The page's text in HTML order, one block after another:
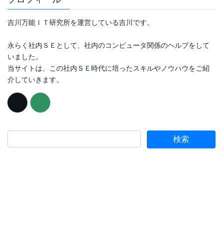
吉川万能ＩＴ研究所を運営している吉川です。
永らく社内ＳＥとして、社内のコンピュータ関係のヘルプをして
いました。
当サイトは、この社内ＳＥ時代に培ったスキルやノウハウをご紹
介していきます。